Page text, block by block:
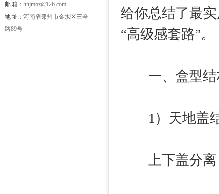
邮 箱： hnjmbz@126.com
地 址： 河南省郑州市金水区三全
路89号
给你总结了最
“高级感套路”。
一、盒型结
1）天地盖结
上下盖分离